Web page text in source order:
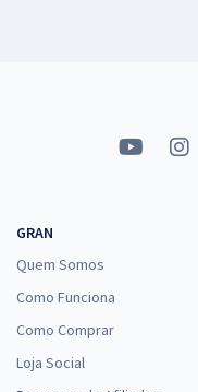
GRAN
Quem Somos
Como Funciona
Como Comprar
Loja Social